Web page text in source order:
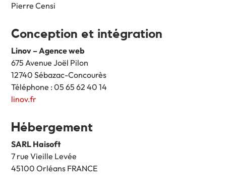
Pierre Censi
Conception et intégration
Linov – Agence web
675 Avenue Joël Pilon
12740 Sébazac-Concourès
Téléphone : 05 65 62 40 14
linov.fr
Hébergement
SARL Haisoft
7 rue Vieille Levée
45100 Orléans FRANCE